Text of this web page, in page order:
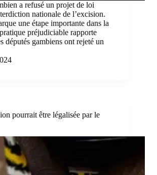
a refusé un projet de loi
nationale de l’excision.
une étape importante dans la
préjudiciable rapporte
députés gambiens ont rejeté un
pourrait être légalisée par le